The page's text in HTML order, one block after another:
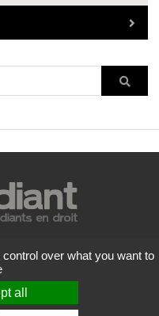
d'utilisation
over what you want to
all